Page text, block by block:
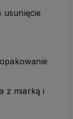
usunięcie
z miarką i